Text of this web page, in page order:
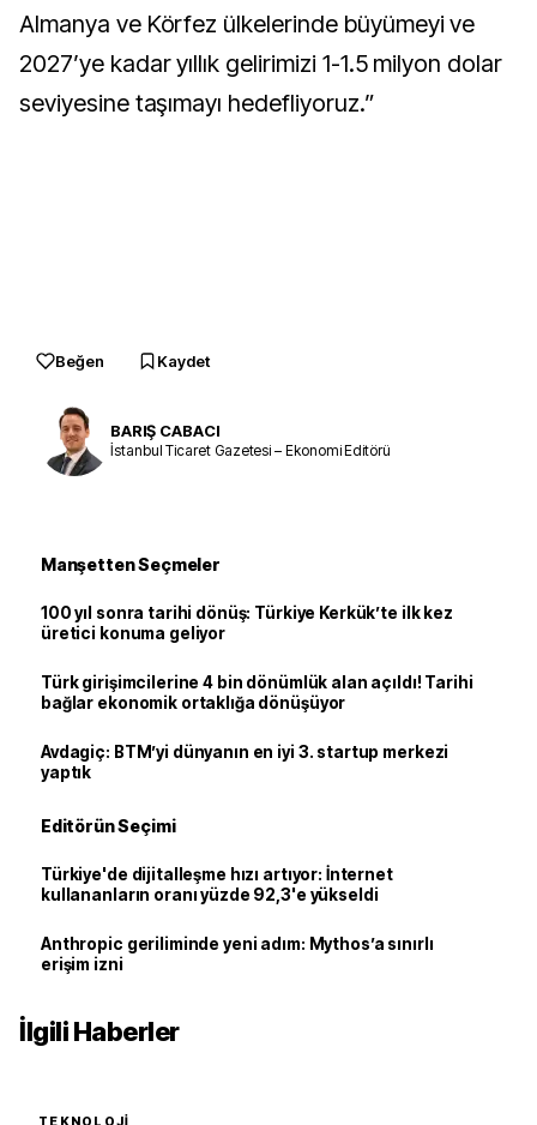
Almanya ve Körfez ülkelerinde büyümeyi ve
2027’ye kadar yıllık gelirimizi 1-1.5 milyon dolar
seviyesine taşımayı hedefliyoruz.”
Beğen Kaydet
BARIŞ CABACI
İstanbul Ticaret Gazetesi – Ekonomi Editörü
Manşetten Seçmeler
100 yıl sonra tarihi dönüş: Türkiye Kerkük’te ilk kez
üretici konuma geliyor
Türk girişimcilerine 4 bin dönümlük alan açıldı! Tarihi
bağlar ekonomik ortaklığa dönüşüyor
Avdagiç: BTM’yi dünyanın en iyi 3. startup merkezi
yaptık
Editörün Seçimi
Türkiye'de dijitalleşme hızı artıyor: İnternet
kullananların oranı yüzde 92,3'e yükseldi
Anthropic geriliminde yeni adım: Mythos’a sınırlı
erişim izni
İlgili Haberler